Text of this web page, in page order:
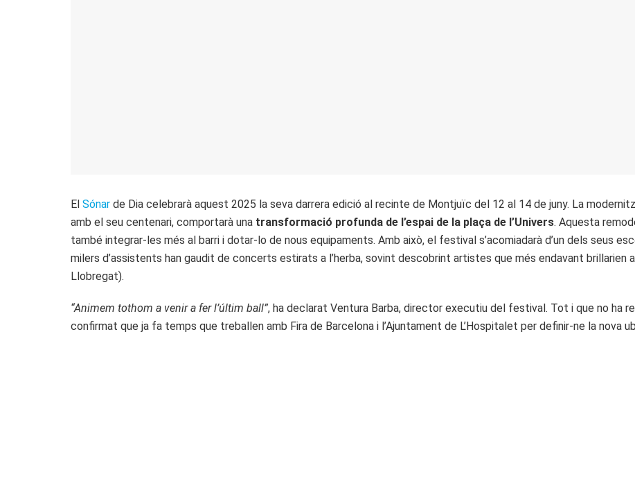
El Sónar de Dia celebrarà aquest 2025 la seva darrera edició al recinte de Montjuïc del 12 al 14 de juny. La
amb el seu centenari, comportarà una transformació profunda de l’espai de la plaça de l’Univers. Aquesta
també integrar-les més al barri i dotar-lo de nous equipaments. Amb això, el festival s’acomiadarà d’un dels seus
milers d’assistents han gaudit de concerts estirats a l’herba, sovint descobrint artistes que més endavant brillarien
Llobregat).
“Animem tothom a venir a fer l’últim ball”, ha declarat Ventura Barba, director executiu del festival. Tot i que no ha
confirmat que ja fa temps que treballen amb Fira de Barcelona i l’Ajuntament de L’Hospitalet per definir-ne la nova